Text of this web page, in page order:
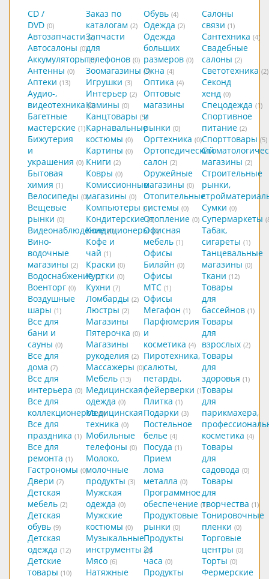
CD /
DVD (0)
Автозапчасти (2)
Автосалоны (0)
Аккумуляторы (0)
Антенны (0)
Аптеки (13)
Аудио-,
видеотехника (0)
Багетные
мастерские (1)
Бижутерия
и
украшения (0)
Бытовая
химия (1)
Велосипеды (0)
Вещевые
рынки (0)
Видеонаблюдение (0)
Вино-
водочные
магазины (2)
Водоснабжение (2)
Военторг (0)
Воздушные
шары (1)
Все для
бани и
сауны (0)
Все для
дома (7)
Все для
интерьера (0)
Все для
коллекционеров (0)
Все для
праздника (1)
Все для
ремонта (1)
Гастрономы (0)
Двери (7)
Детская
мебель (2)
Детская
обувь (9)
Детская
одежда (12)
Детские
товары (10)
Заказ по
каталогам (2)
Запчасти
для
телефонов (0)
Зоомагазины (5)
Игрушки (3)
Интерьер (2)
Камины (0)
Канцтовары (5)
Карнавальные
костюмы (0)
Картины (0)
Книги (2)
Ковры (0)
Комиссионные
магазины (0)
Компьютеры (1)
Кондитерские (8)
Кондиционеры (0)
Кофе и
чай (1)
Краски (0)
Куртки (0)
Кухни (7)
Ломбарды (2)
Люстры (2)
Магазины
Пятерочка (0)
Магазины
рукоделия (2)
Массажеры (0)
Мебель (13)
Медицинская
одежда (0)
Медицинская
техника (0)
Мобильные
телефоны (0)
Молоко,
молочные
продукты (3)
Мужская
одежда (0)
Мужские
костюмы (0)
Музыкальные
инструменты (2)
Мясо (6)
Натяжные
Обувь (4)
Одежда (2)
Одежда
больших
размеров (0)
Окна (4)
Оптика (4)
Оптовые
магазины
и
рынки (0)
Оргтехника (0)
Ортопедический
салон (2)
Оружейные
магазины (0)
Отопительные
системы (0)
Отопление (0)
Офисная
мебель (1)
Офисы
Билайн (0)
Офисы
МТС (1)
Офисы
Мегафон (1)
Парфюмерия
и
косметика (4)
Пиротехника,
салюты,
петарды,
фейерверки (1)
Плитка (1)
Подарки (3)
Постельное
белье (4)
Посуда (1)
Прием
лома
металла (0)
Программное
обеспечение (1)
Продуктовые
рынки (0)
Продукты
24
часа (0)
Продукты
Салоны
связи (1)
Сантехника (4)
Свадебные
салоны (2)
Светотехника (2)
Секонд
хенд (0)
Спецодежда (1)
Спортивное
питание (2)
Спорттовары (5)
магазины (2)
Строительные
рынки,
Сумки (0)
Супермаркеты
Табак,
сигареты (1)
Танцевальные
магазины (0)
Ткани (12)
Товары
для
бассейнов (1)
Товары
для
взрослых (2)
Товары
для
здоровья (1)
Товары
для
парикмахера,
косметика (4)
Товары
для
садовода (0)
Товары
для
творчества (1)
Тонировочные
пленки (0)
Торговые
центры (0)
Торты (0)
Фермерские